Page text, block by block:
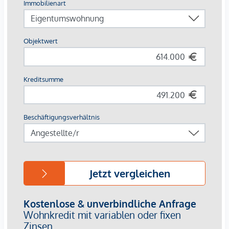
ausgedehntere Einkaufstouren stehen zudem das Rennweg
Center, das Shoppingcenter "The Mall" in Wien-Mitte und
zur Verfügung. Highlights wie das Hundertwasserhaus, das
kreative Zentrum Neu Marx samt Eventhalle sind in der
Erholung finden Sie im Schweizergarten, im Schlosspark
Donaukanal.
S-Bahn-Haltestelle St. Marx
7 Straßenbahnminuten zum Hauptbahnhof
U3-Station Schlachthausgasse unweit entfernt
Provisionsfrei für den Käufer
Fertigstellung: Sommer 2026